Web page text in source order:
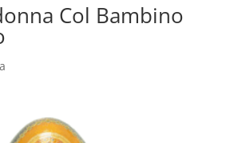
Col Bambino